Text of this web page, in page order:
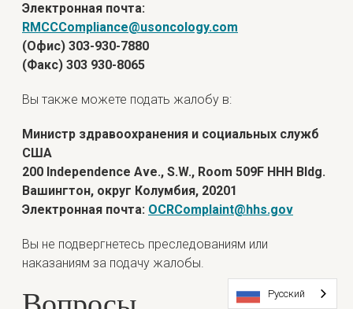
Электронная почта:
RMCCCompliance@usoncology.com
(Офис) 303-930-7880
(Факс) 303 930-8065
Вы также можете подать жалобу в:
Министр здравоохранения и социальных служб
США
200 Independence Ave., S.W., Room 509F HHH Bldg.
Вашингтон, округ Колумбия, 20201
Электронная почта: OCRComplaint@hhs.gov
Вы не подвергнетесь преследованиям или
наказаниям за подачу жалобы.
Русский